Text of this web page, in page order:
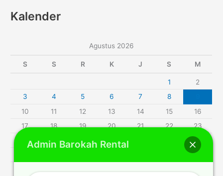
Kalender
Agustus 2026
S S R K J S M
1
2
3
4 5 6 7 8
10
11 12 13 14 15
16
17
18 19 20 21 22
23
24
25 26
30
Admin Barokah Rental